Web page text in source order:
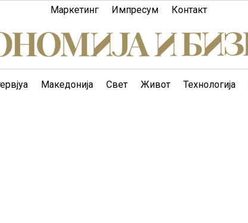
Маркетинг Импресум Контакт
Македонија Свет Живот Технологија